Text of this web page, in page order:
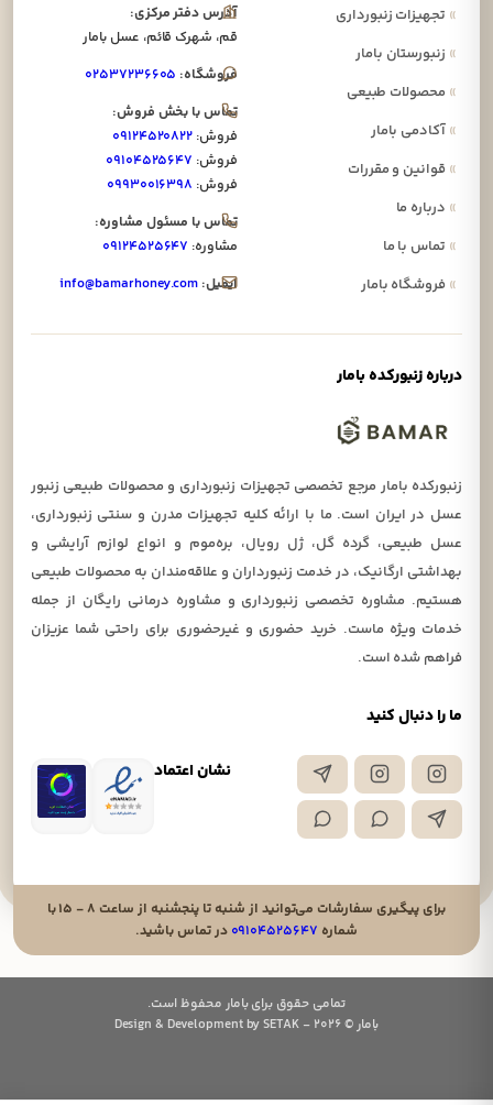
ما را دنبال کنید
نشان اعتماد
»تجهیزات زنبورداری
»زنبورستان بامار
»محصولات طبیعی
»آکادمی بامار
»قوانین و مقررات
»درباره ما
»تماس با ما
»فروشگاه بامار
آدرس دفتر مرکزی:
قم، شهرک قائم، عسل بامار
فروشگاه: ۰۲۵۳۷۲۳۶۶۰۵
تماس با بخش فروش:
فروش: ۰۹۱۲۴۵۲۰۸۲۲
فروش: ۰۹۱۰۴۵۲۵۶۴۷
فروش: ۰۹۹۳۰۰۱۶۳۹۸
تماس با مسئول مشاوره:
مشاوره: ۰۹۱۲۴۵۲۵۶۴۷
ایمیل: info@bamarhoney.com
درباره زنبورکده بامار
زنبورکده بامار مرجع تخصصی تجهیزات زنبورداری و محصولات طبیعی زنبور
عسل در ایران است. ما با ارائه کلیه تجهیزات مدرن و سنتی زنبورداری،
عسل طبیعی، گرده گل، ژل رویال، بره‌موم و انواع لوازم آرایشی و
بهداشتی ارگانیک، در خدمت زنبورداران و علاقه‌مندان به محصولات طبیعی
هستیم. مشاوره تخصصی زنبورداری و مشاوره درمانی رایگان از جمله
خدمات ویژه ماست. خرید حضوری و غیرحضوری برای راحتی شما عزیزان
فراهم شده است.
برای پیگیری سفارشات می‌توانید از شنبه تا پنجشنبه از ساعت ۸ - ۱۵ با
شماره ۰۹۱۰۴۵۲۵۶۴۷در تماس باشید.
تمامی حقوق برای بامار محفوظ است.
بامار © 2026 - Design & Development by SETAK